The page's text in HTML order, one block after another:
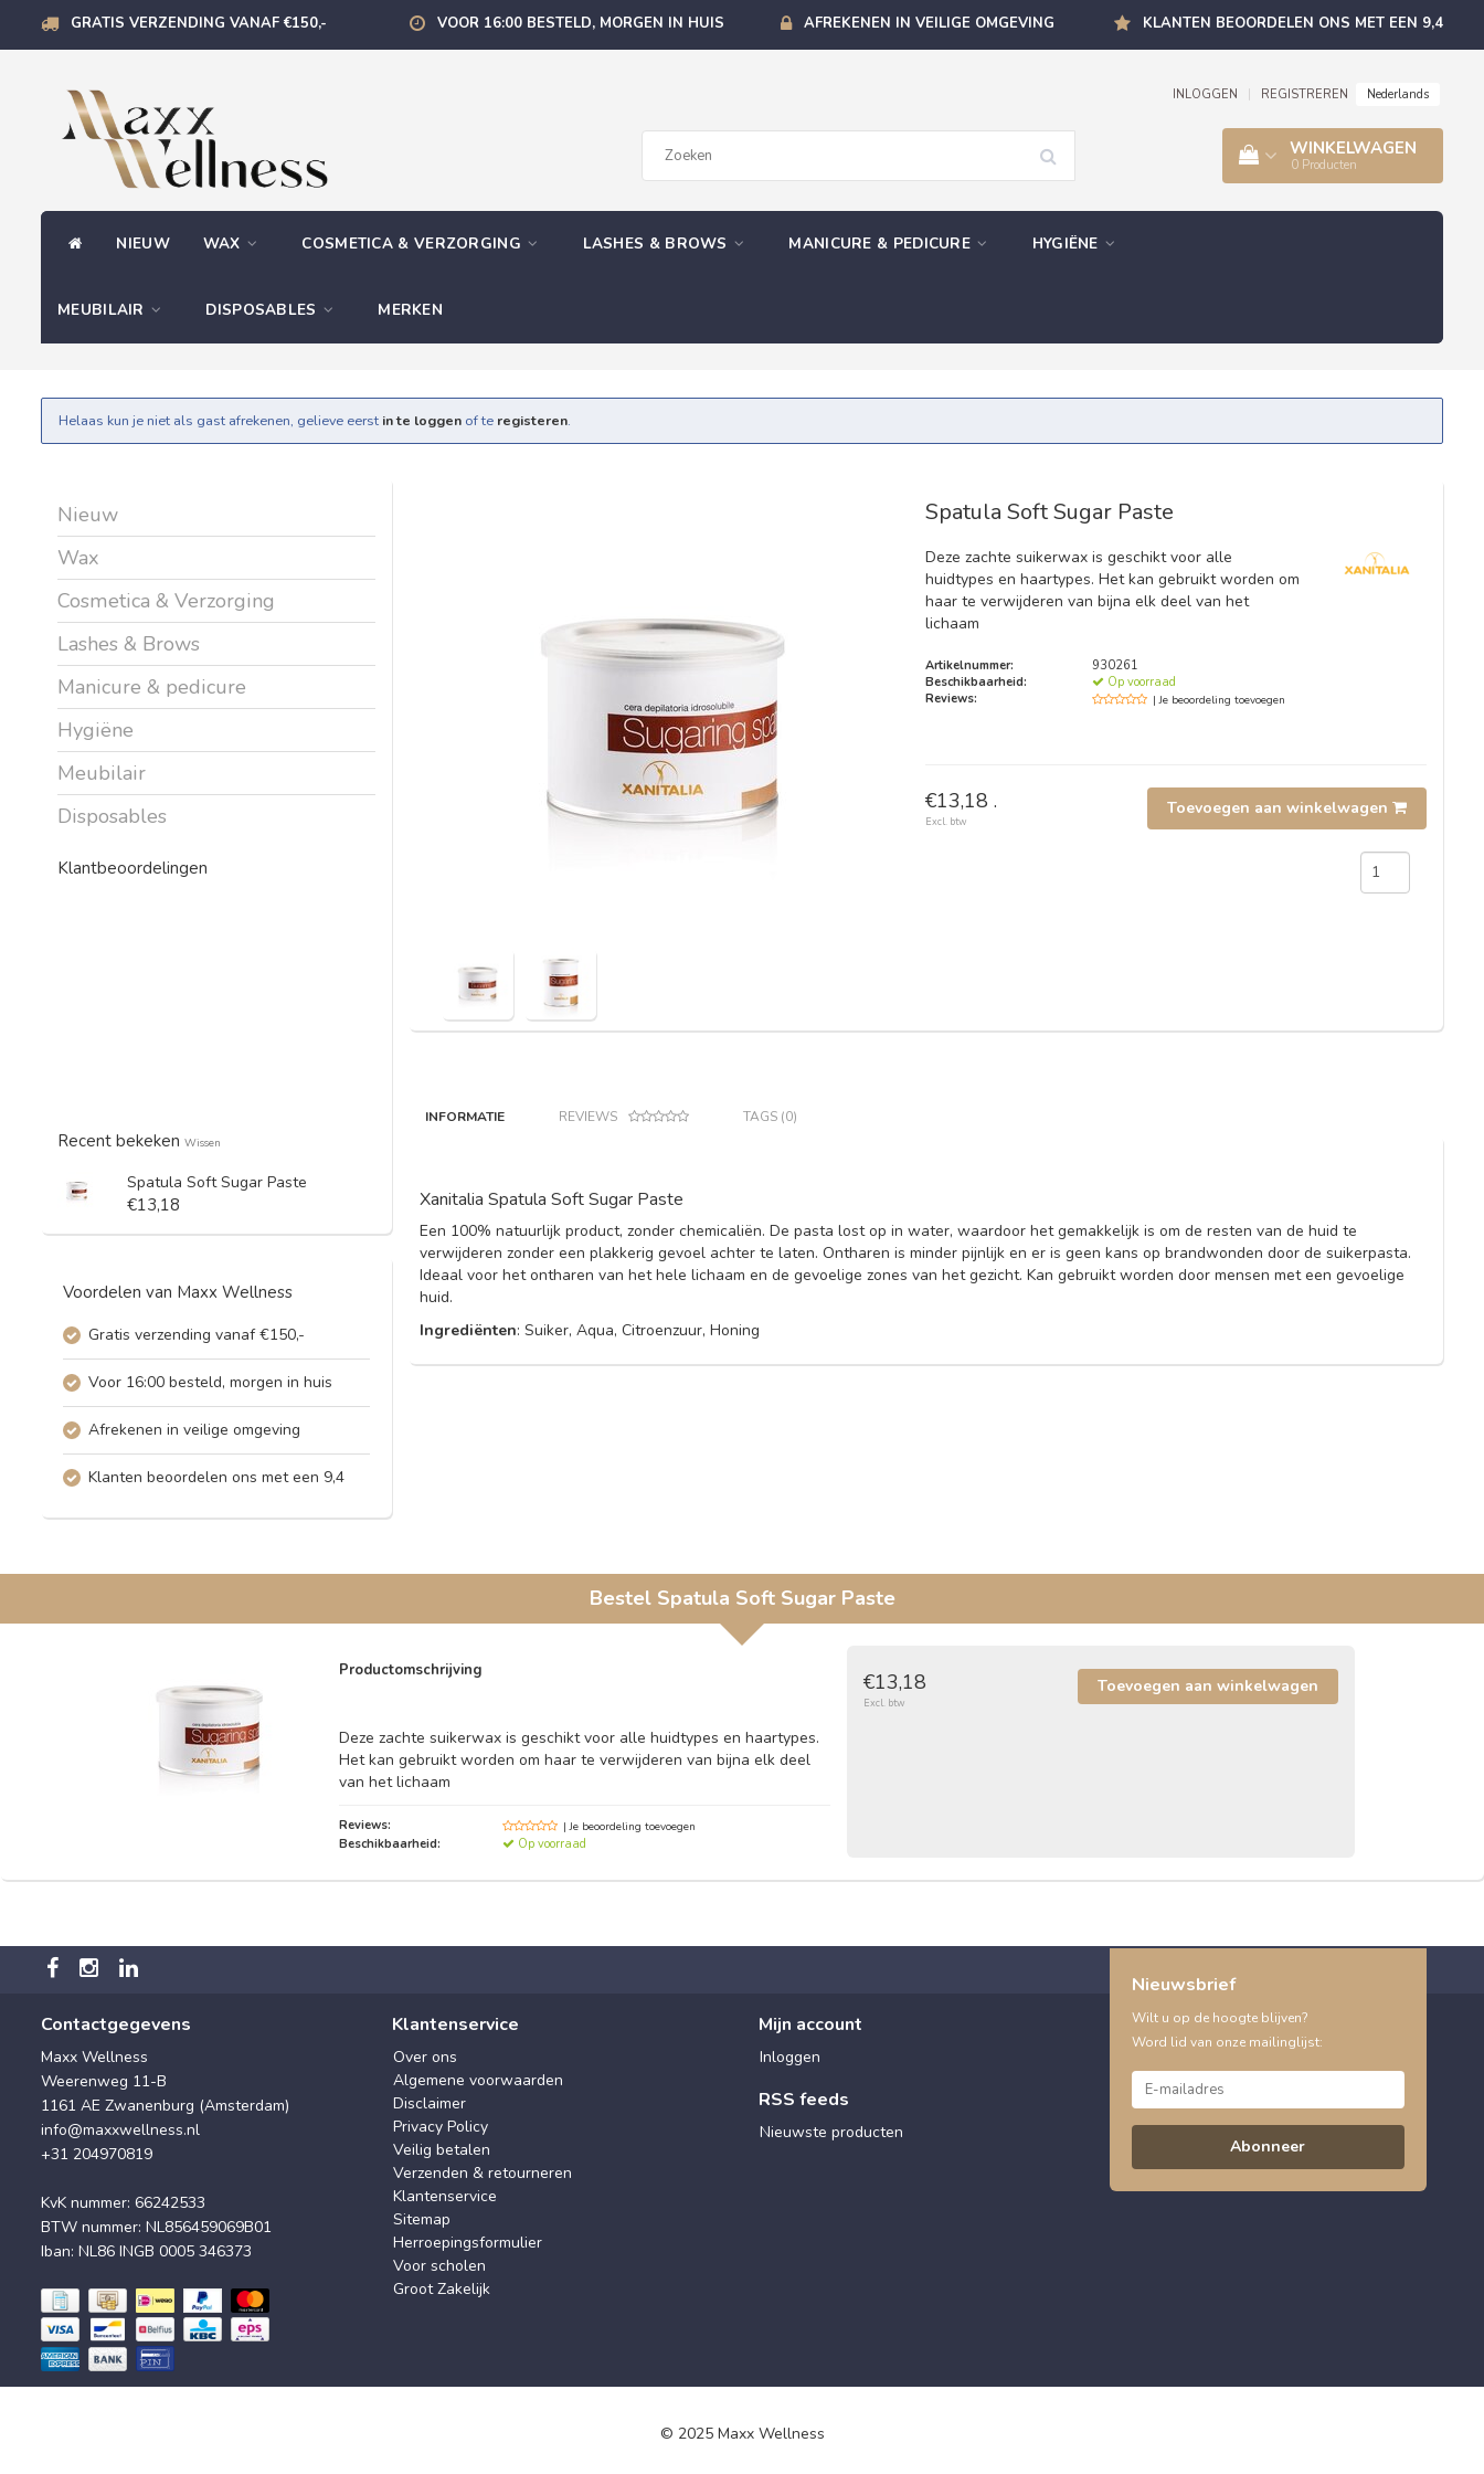
GRATIS VERZENDING VANAF €150,- VOOR 16:00 BESTELD, MORGEN IN HUIS AFREKENEN IN VEILIGE OMGEVING KLANTEN BEOORDELEN ONS MET EEN 9,4
INLOGGEN REGISTREREN Nederlands
WINKELWAGEN
0 Producten
NIEUW WAX COSMETICA & VERZORGING LASHES & BROWS MANICURE & PEDICURE HYGIËNE
MEUBILAIR DISPOSABLES MERKEN
Helaas kun je niet als gast afrekenen, gelieve eerst in te loggen of te registeren.
Nieuw
Wax
Cosmetica & Verzorging
Lashes & Brows
Manicure & pedicure
Hygiëne
Meubilair
Disposables
Klantbeoordelingen
Recent bekeken Wissen
Spatula Soft Sugar Paste
€13,18
Voordelen van Maxx Wellness
Gratis verzending vanaf €150,-
Voor 16:00 besteld, morgen in huis
Afrekenen in veilige omgeving
Klanten beoordelen ons met een 9,4
Spatula Soft Sugar Paste
Deze zachte suikerwax is geschikt voor alle
huidtypes en haartypes. Het kan gebruikt worden om
haar te verwijderen van bijna elk deel van het
lichaam
Artikelnummer:
930261
Beschikbaarheid:
Op voorraad
Reviews:
| Je beoordeling toevoegen
€13,18 .
Excl. btw
Toevoegen aan winkelwagen
INFORMATIE REVIEWS TAGS (0)
Xanitalia Spatula Soft Sugar Paste
Een 100% natuurlijk product, zonder chemicaliën. De pasta lost op in water, waardoor het gemakkelijk is om de resten van de huid te
verwijderen zonder een plakkerig gevoel achter te laten. Ontharen is minder pijnlijk en er is geen kans op brandwonden door de suikerpasta.
Ideaal voor het ontharen van het hele lichaam en de gevoelige zones van het gezicht. Kan gebruikt worden door mensen met een gevoelige
huid.
Ingrediënten: Suiker, Aqua, Citroenzuur, Honing
Bestel Spatula Soft Sugar Paste
Productomschrijving
Deze zachte suikerwax is geschikt voor alle huidtypes en haartypes.
Het kan gebruikt worden om haar te verwijderen van bijna elk deel
van het lichaam
Reviews: | Je beoordeling toevoegen
Beschikbaarheid: Op voorraad
€13,18
Excl. btw
Contactgegevens
Maxx Wellness
Weerenweg 11-B
1161 AE Zwanenburg (Amsterdam)
info@maxxwellness.nl
+31 204970819
KvK nummer: 66242533
BTW nummer: NL856459069B01
Iban: NL86 INGB 0005 346373
Klantenservice
Over ons
Algemene voorwaarden
Disclaimer
Privacy Policy
Veilig betalen
Verzenden & retourneren
Klantenservice
Sitemap
Herroepingsformulier
Voor scholen
Groot Zakelijk
Mijn account
Inloggen
RSS feeds
Nieuwste producten
Nieuwsbrief
Wilt u op de hoogte blijven?
Word lid van onze mailinglijst:
Abonneer
© 2025 Maxx Wellness